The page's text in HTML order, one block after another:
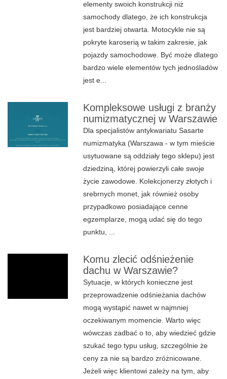
elementy swoich konstrukcji niż
samochody dlatego, że ich konstrukcja
jest bardziej otwarta. Motocykle nie są
pokryte karoserią w takim zakresie, jak
pojazdy samochodowe. Być może dlatego
bardzo wiele elementów tych jednośladów
jest e...
Kompleksowe usługi z branży
numizmatycznej w Warszawie
Dla specjalistów antykwariatu Sasarte
numizmatyka (Warszawa - w tym mieście
usytuowane są oddziały tego sklepu) jest
dziedziną, której powierzyli całe swoje
życie zawodowe. Kolekcjonerzy złotych i
srebrnych monet, jak również osoby
przypadkowo posiadające cenne
egzemplarze, mogą udać się do tego
punktu, ...
Komu zlecić odśnieżenie
dachu w Warszawie?
Sytuacje, w których konieczne jest
przeprowadzenie odśnieżania dachów
mogą wystąpić nawet w najmniej
oczekiwanym momencie. Warto więc
wówczas zadbać o to, aby wiedzieć gdzie
szukać tego typu usług, szczególnie że
ceny za nie są bardzo zróżnicowane.
Jeżeli więc klientowi zależy na tym, aby